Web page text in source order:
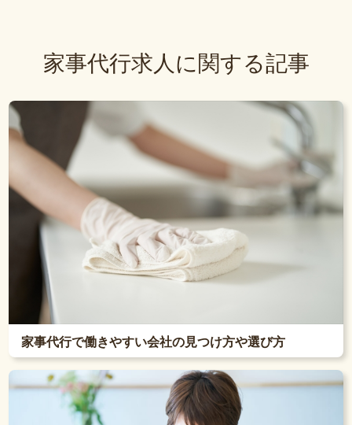
家事代行求人に関する記事
家事代行で働きやすい会社の見つけ方や選び方